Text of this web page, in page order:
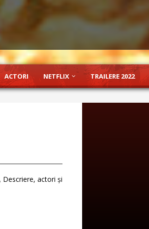
ACTORI NETFLIX TRAILERE 2022
Descriere, actori și